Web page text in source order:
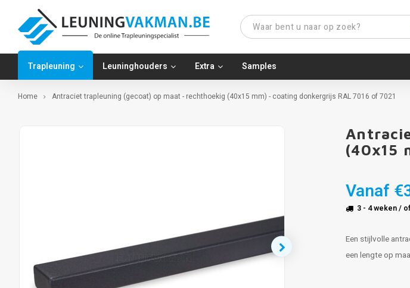
Trapleuning Leuninghouders Extra Samples
Home Antraciet trapleuning (gecoat) op maat - rechthoekig (40x15 mm) - coating donkergrijs RAL 7016 of 7021
(40x15
Vanaf
3 - 4 weken/
Een stijlvolle
een lengte op